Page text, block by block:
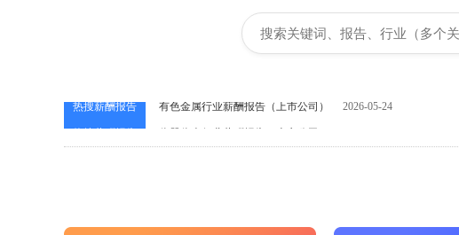
软件和信息技术服务行业薪酬报告（上市公司） 2026-05-27
热搜薪酬报告 仪器仪表行业薪酬报告（上市公司）